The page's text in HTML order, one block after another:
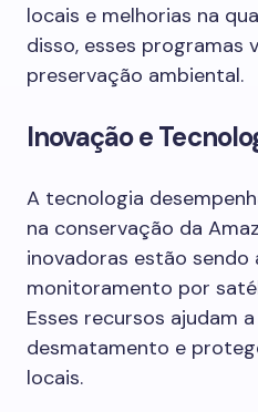
locais e melhorias na
disso, esses programas
preservação ambiental.
Inovação e
A tecnologia
na conservação da
inovadoras estão sendo
monitoramento por
Esses recursos ajudam
desmatamento e
locais.